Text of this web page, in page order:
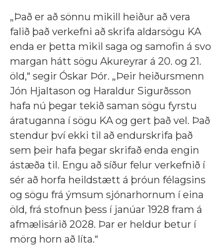
„Það er að sönnu mikill heiður að vera
falið það verkefni að skrifa aldarsögu KA
enda er þetta mikil saga og samofin á svo
margan hátt sögu Akureyrar á 20. og 21.
öld,“ segir Óskar Þór. „Þeir heiðursmenn
Jón Hjaltason og Haraldur Sigurðsson
hafa nú þegar tekið saman sögu fyrstu
áratuganna í sögu KA og gert það vel. Það
stendur því ekki til að endurskrifa það
sem þeir hafa þegar skrifað enda engin
ástæða til. Engu að síður felur verkefnið í
sér að horfa heildstætt á þróun félagsins
og sögu frá ýmsum sjónarhornum í eina
öld, frá stofnun þess í janúar 1928 fram á
afmælisárið 2028. Þar er heldur betur í
mörg horn að líta.“